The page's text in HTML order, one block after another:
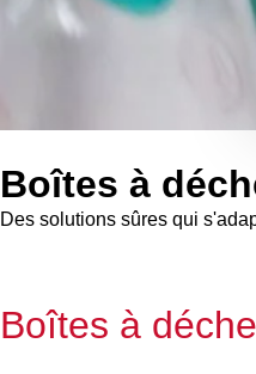
Boîtes à
Des solutions sûres qui
Boîtes à